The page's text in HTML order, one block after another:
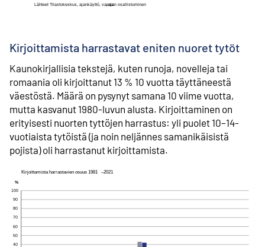
Kirjoittamista harrastavat eniten nuoret tytöt
Kaunokirjallisia tekstejä, kuten runoja, novelleja tai
romaania oli kirjoittanut 13 % 10 vuotta täyttäneestä
väestöstä. Määrä on pysynyt samana 10 viime vuotta,
mutta kasvanut 1980-luvun alusta. Kirjoittaminen on
erityisesti nuorten tyttöjen harrastus: yli puolet 10–14-
vuotiaista tytöistä (ja noin neljännes samanikäisistä
pojista) oli harrastanut kirjoittamista.